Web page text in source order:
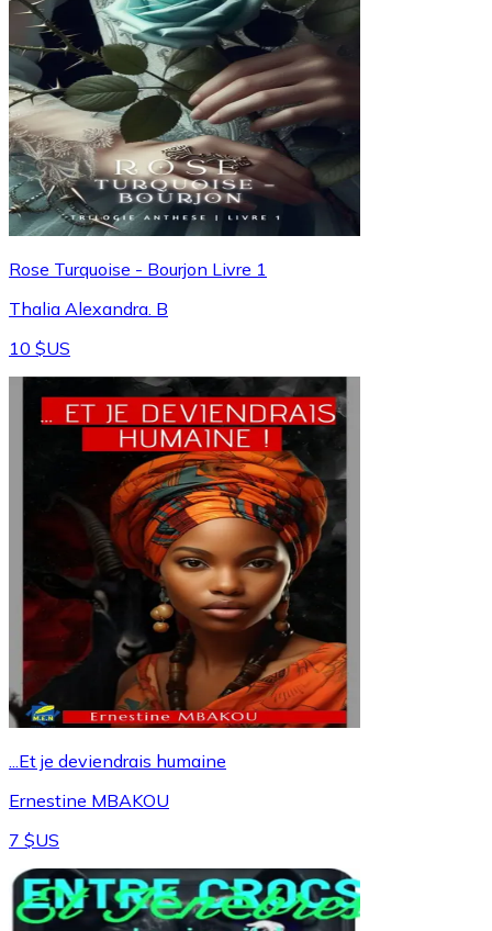
Rose Turquoise - Bourjon Livre 1
Thalia Alexandra. B
10 $US
...Et je deviendrais humaine
Ernestine MBAKOU
7 $US